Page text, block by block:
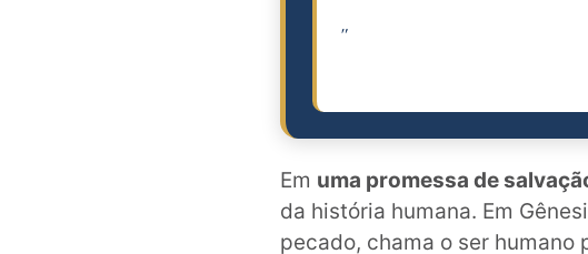
"
Em uma promessa de
da história humana. Em
pecado, chama o ser